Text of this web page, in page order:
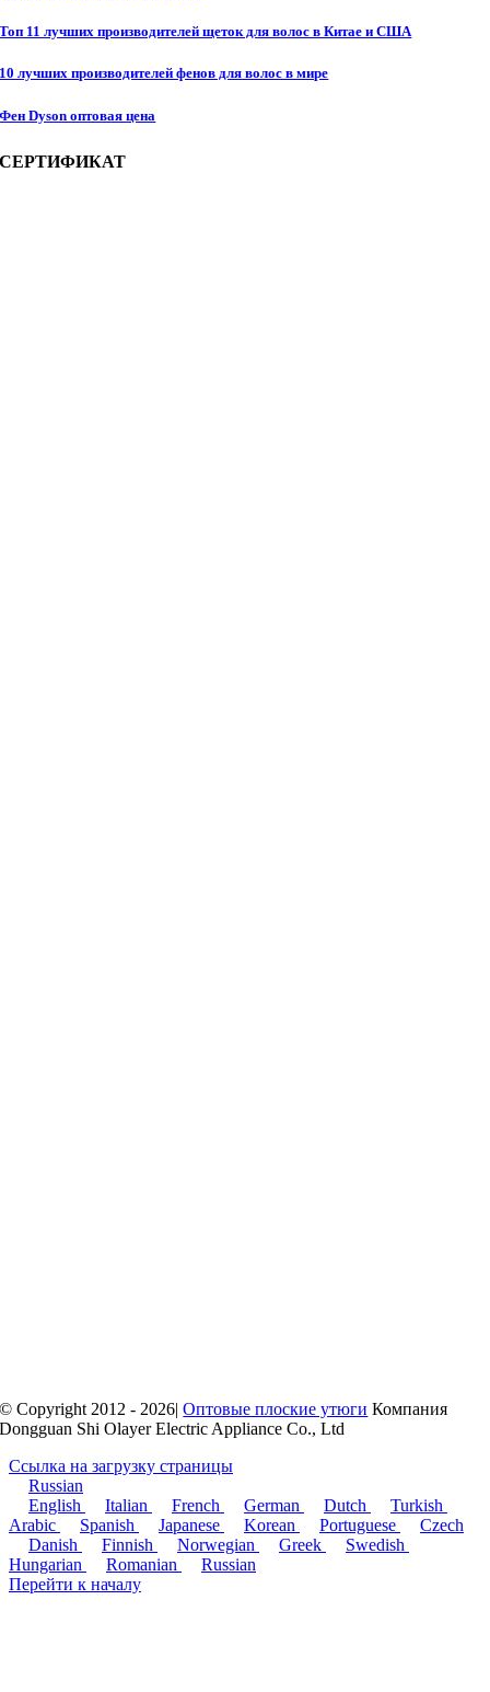
Топ 11 лучших производителей щеток для волос в Китае и США
10 лучших производителей фенов для волос в мире
Фен Dyson оптовая цена
СЕРТИФИКАТ
© Copyright 2012 - 2026|Оптовые плоские утюги Компания
Dongguan Shi Olayer Electric Appliance Co., Ltd
Ссылка на загрузку страницы
Russian
English
Italian French German Dutch
Turkish
Arabic
Spanish Japanese Korean Portuguese
Czech
Danish
Finnish Norwegian Greek
Swedish
Hungarian
Romanian
Russian
Перейти к началу